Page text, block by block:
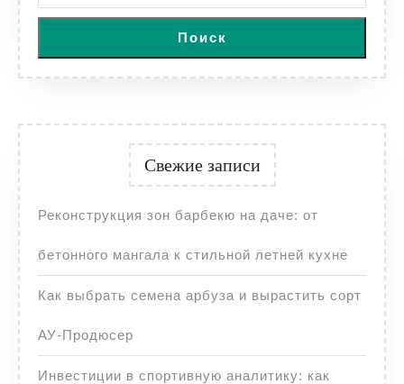
Поиск
Свежие записи
Реконструкция зон барбекю на даче: от
бетонного мангала к стильной летней кухне
Как выбрать семена арбуза и вырастить сорт
АУ-Продюсер
Инвестиции в спортивную аналитику: как